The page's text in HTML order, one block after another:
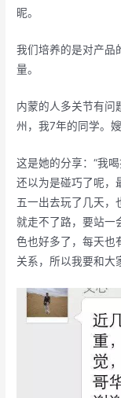
昵。
我们培养的是对产品
量。
内蒙的人多关节有问
州，我7年的同学。嫂
这是她的分享：“我
还以为是碰巧了呢，
五一出去玩了几天，
就走不了路，要站一
色也好多了，每天也
关系，所以我要和大